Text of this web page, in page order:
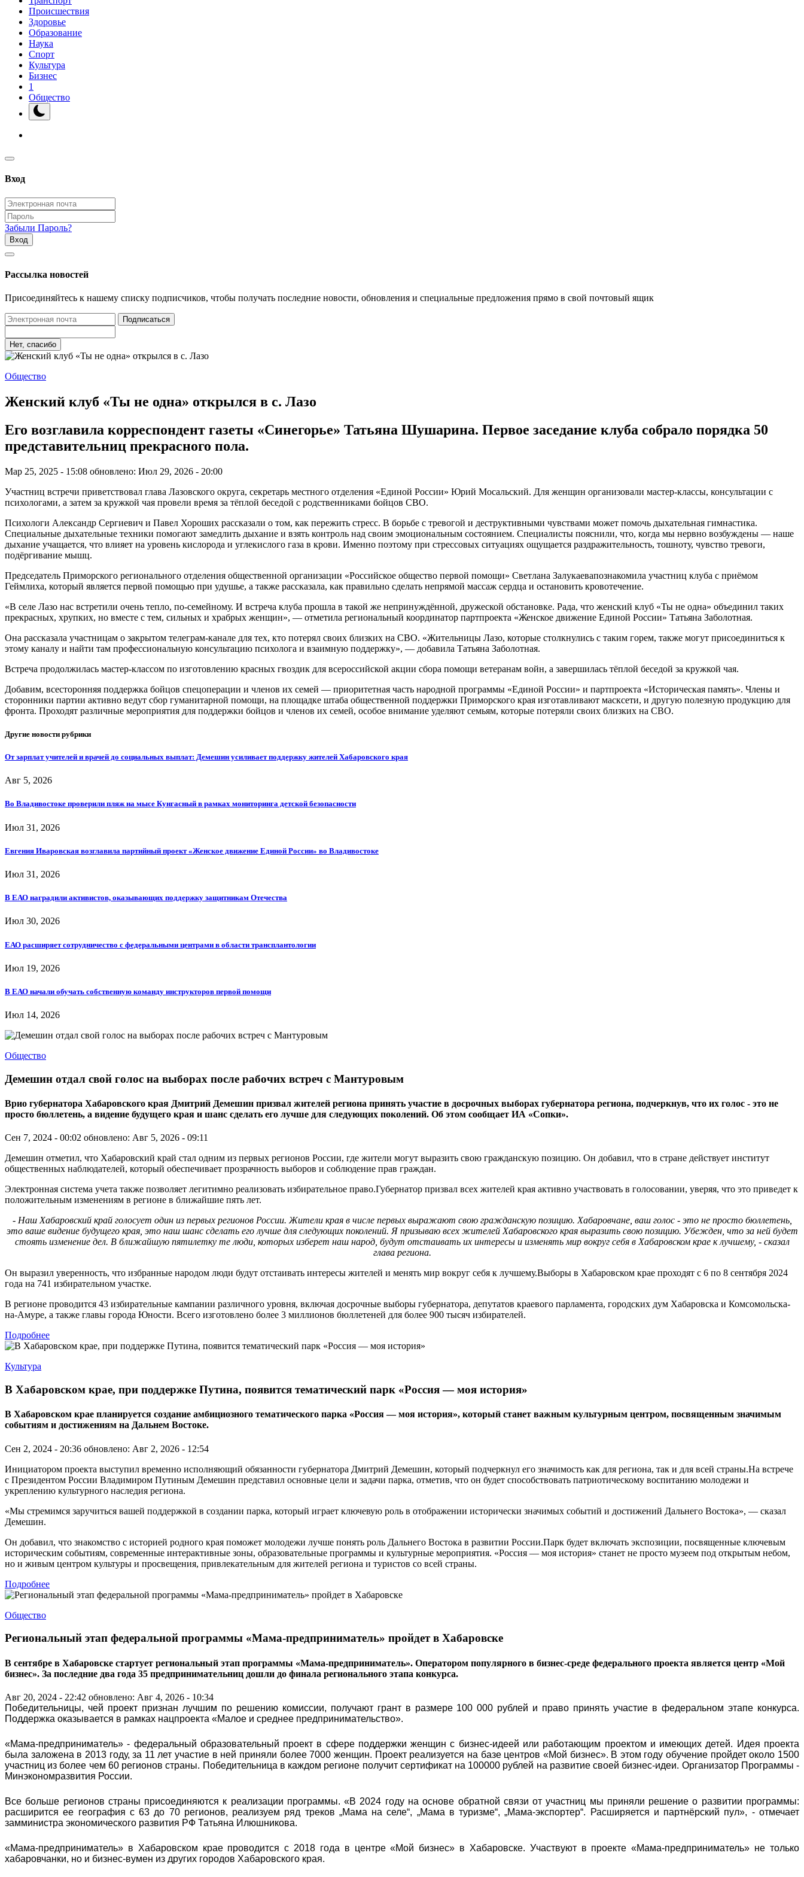
Происшествия
Здоровье
Образование
Наука
Спорт
Культура
Бизнес
1
Общество
Вход
Забыли Пароль?
Вход
Рассылка новостей
Присоединяйтесь к нашему списку подписчиков, чтобы получать последние новости, обновления и специальные предложения прямо в свой почтовый ящик
Подписаться
Нет, спасибо
Общество
Женский клуб «Ты не одна» открылся в с. Лазо
Его возглавила корреспондент газеты «Синегорье» Татьяна Шушарина. Первое заседание клуба собрало порядка 50
представительниц прекрасного пола.
Мар 25, 2025 - 15:08 обновлено: Июл 29, 2026 - 20:00
Участниц встречи приветствовал глава Лазовского округа, секретарь местного отделения «Единой России» Юрий Мосальский. Для женщин организовали мастер-классы, консультации с
психологами, а затем за кружкой чая провели время за тёплой беседой с родственниками бойцов СВО.
Психологи Александр Сергиевич и Павел Хороших рассказали о том, как пережить стресс. В борьбе с тревогой и деструктивными чувствами может помочь дыхательная гимнастика.
Специальные дыхательные техники помогают замедлить дыхание и взять контроль над своим эмоциональным состоянием. Специалисты пояснили, что, когда мы нервно возбуждены — наше
дыхание учащается, что влияет на уровень кислорода и углекислого газа в крови. Именно поэтому при стрессовых ситуациях ощущается раздражительность, тошноту, чувство тревоги,
подёргивание мышц.
Председатель Приморского регионального отделения общественной организации «Российское общество первой помощи» Светлана Залукаевапознакомила участниц клуба с приёмом
Геймлиха, который является первой помощью при удушье, а также рассказала, как правильно сделать непрямой массаж сердца и остановить кровотечение.
«В селе Лазо нас встретили очень тепло, по-семейному. И встреча клуба прошла в такой же непринуждённой, дружеской обстановке. Рада, что женский клуб «Ты не одна» объединил таких
прекрасных, хрупких, но вместе с тем, сильных и храбрых женщин», — отметила региональный координатор партпроекта «Женское движение Единой России» Татьяна Заболотная.
Она рассказала участницам о закрытом телеграм-канале для тех, кто потерял своих близких на СВО. «Жительницы Лазо, которые столкнулись с таким горем, также могут присоединиться к
этому каналу и найти там профессиональную консультацию психолога и взаимную поддержку», — добавила Татьяна Заболотная.
Встреча продолжилась мастер-классом по изготовлению красных гвоздик для всероссийской акции сбора помощи ветеранам войн, а завершилась тёплой беседой за кружкой чая.
Добавим, всесторонняя поддержка бойцов спецоперации и членов их семей — приоритетная часть народной программы «Единой России» и партпроекта «Историческая память». Члены и
сторонники партии активно ведут сбор гуманитарной помощи, на площадке штаба общественной поддержки Приморского края изготавливают масксети, и другую полезную продукцию для
фронта. Проходят различные мероприятия для поддержки бойцов и членов их семей, особое внимание уделяют семьям, которые потеряли своих близких на СВО.
Другие новости рубрики
От зарплат учителей и врачей до социальных выплат: Демешин усиливает поддержку жителей Хабаровского края
Авг 5, 2026
Во Владивостоке проверили пляж на мысе Кунгасный в рамках мониторинга детской безопасности
Июл 31, 2026
Евгения Иваровская возглавила партийный проект «Женское движение Единой России» во Владивостоке
Июл 31, 2026
В ЕАО наградили активистов, оказывающих поддержку защитникам Отечества
Июл 30, 2026
ЕАО расширяет сотрудничество с федеральными центрами в области трансплантологии
Июл 19, 2026
В ЕАО начали обучать собственную команду инструкторов первой помощи
Июл 14, 2026
Общество
Демешин отдал свой голос на выборах после рабочих встреч с Мантуровым
Врио губернатора Хабаровского края Дмитрий Демешин призвал жителей региона принять участие в досрочных выборах губернатора региона, подчеркнув, что их голос - это не
просто бюллетень, а видение будущего края и шанс сделать его лучше для следующих поколений. Об этом сообщает ИА «Сопки».
Сен 7, 2024 - 00:02 обновлено: Авг 5, 2026 - 09:11
Демешин отметил, что Хабаровский край стал одним из первых регионов России, где жители могут выразить свою гражданскую позицию. Он добавил, что в стране действует институт
общественных наблюдателей, который обеспечивает прозрачность выборов и соблюдение прав граждан.
Электронная система учета также позволяет легитимно реализовать избирательное право.Губернатор призвал всех жителей края активно участвовать в голосовании, уверяя, что это приведет к
положительным изменениям в регионе в ближайшие пять лет.
- Наш Хабаровский край голосует один из первых регионов России. Жители края в числе первых выражают свою гражданскую позицию. Хабаровчане, ваш голос - это не просто бюллетень,
это ваше видение будущего края, это наш шанс сделать его лучше для следующих поколений. Я призываю всех жителей Хабаровского края выразить свою позицию. Убежден, что за ней будет
стоять изменение дел. В ближайшую пятилетку те люди, которых изберет наш народ, будут отстаивать их интересы и изменять мир вокруг себя в Хабаровском крае к лучшему, - сказал
глава региона.
Он выразил уверенность, что избранные народом люди будут отстаивать интересы жителей и менять мир вокруг себя к лучшему.Выборы в Хабаровском крае проходят с 6 по 8 сентября 2024
года на 741 избирательном участке.
В регионе проводится 43 избирательные кампании различного уровня, включая досрочные выборы губернатора, депутатов краевого парламента, городских дум Хабаровска и Комсомольска-
на-Амуре, а также главы города Юности. Всего изготовлено более 3 миллионов бюллетеней для более 900 тысяч избирателей.
Подробнее
Культура
В Хабаровском крае, при поддержке Путина, появится тематический парк «Россия — моя история»
В Хабаровском крае планируется создание амбициозного тематического парка «Россия — моя история», который станет важным культурным центром, посвященным значимым
событиям и достижениям на Дальнем Востоке.
Сен 2, 2024 - 20:36 обновлено: Авг 2, 2026 - 12:54
Инициатором проекта выступил временно исполняющий обязанности губернатора Дмитрий Демешин, который подчеркнул его значимость как для региона, так и для всей страны.На встрече
с Президентом России Владимиром Путиным Демешин представил основные цели и задачи парка, отметив, что он будет способствовать патриотическому воспитанию молодежи и
укреплению культурного наследия региона.
«Мы стремимся заручиться вашей поддержкой в создании парка, который играет ключевую роль в отображении исторически значимых событий и достижений Дальнего Востока», — сказал
Демешин.
Он добавил, что знакомство с историей родного края поможет молодежи лучше понять роль Дальнего Востока в развитии России.Парк будет включать экспозиции, посвященные ключевым
историческим событиям, современные интерактивные зоны, образовательные программы и культурные мероприятия. «Россия — моя история» станет не просто музеем под открытым небом,
но и живым центром культуры и просвещения, привлекательным для жителей региона и туристов со всей страны.
Подробнее
Общество
Региональный этап федеральной программы «Мама-предприниматель» пройдет в Хабаровске
В сентябре в Хабаровске стартует региональный этап программы «Мама-предприниматель». Оператором популярного в бизнес-среде федерального проекта является центр «Мой
бизнес». За последние два года 35 предпринимательниц дошли до финала регионального этапа конкурса.
Авг 20, 2024 - 22:42 обновлено: Авг 4, 2026 - 10:34
Победительницы, чей проект признан лучшим по решению комиссии, получают грант в размере 100 000 рублей и право принять участие в федеральном этапе конкурса.
Поддержка оказывается в рамках нацпроекта «Малое и среднее предпринимательство».
«Мама-предприниматель» - федеральный образовательный проект в сфере поддержки женщин с бизнес-идеей или работающим проектом и имеющих детей. Идея проекта
была заложена в 2013 году, за 11 лет участие в ней приняли более 7000 женщин. Проект реализуется на базе центров «Мой бизнес». В этом году обучение пройдет около 1500
участниц из более чем 60 регионов страны. Победительница в каждом регионе получит сертификат на 100000 рублей на развитие своей бизнес-идеи. Организатор Программы -
Минэкономразвития России.
Все больше регионов страны присоединяются к реализации программы. «В 2024 году на основе обратной связи от участниц мы приняли решение о развитии программы:
расширится ее география с 63 до 70 регионов, реализуем ряд треков „Мама на селе“, „Мама в туризме“, „Мама-экспортер“. Расширяется и партнёрский пул», - отмечает
замминистра экономического развития РФ Татьяна Илюшникова.
«Мама-предприниматель» в Хабаровском крае проводится с 2018 года в центре «Мой бизнес» в Хабаровске. Участвуют в проекте «Мама-предприниматель» не только
хабаровчанки, но и бизнес-вумен из других городов Хабаровского края.